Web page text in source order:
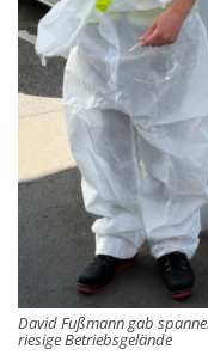
David Fußmann gab
riesige Betriebsgelände